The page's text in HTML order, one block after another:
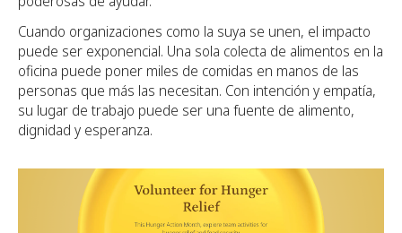
Cuando organizaciones como la suya se unen, el impacto
puede ser exponencial. Una sola colecta de alimentos en la
oficina puede poner miles de comidas en manos de las
personas que más las necesitan. Con intención y empatía,
su lugar de trabajo puede ser una fuente de alimento,
dignidad y esperanza.